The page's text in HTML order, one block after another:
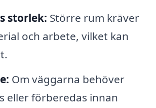
storlek: Större rum kräver
och arbete, vilket kan
Om väggarna behöver
eller förberedas innan